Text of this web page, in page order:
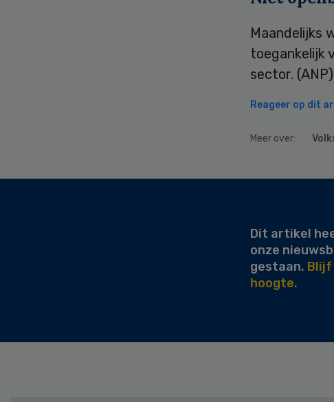
Maandelijks
toegankelijk
sector. (ANP)
Reageer op dit
Meer over:
Dit artikel
onze
gestaan. Blijf
hoogte.